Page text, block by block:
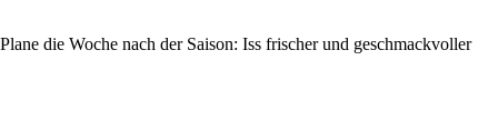
Plane die Woche nach der Saison: Iss frischer und geschmackvoller